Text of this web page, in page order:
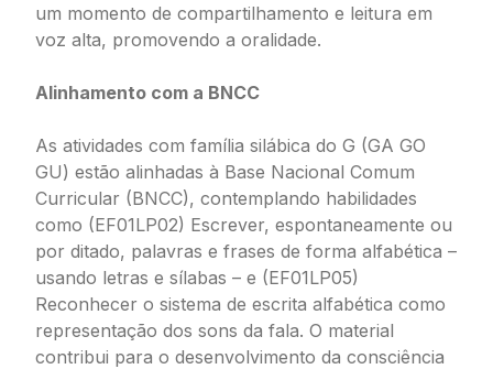
um momento de compartilhamento e leitura em
voz alta, promovendo a oralidade.
Alinhamento com a BNCC
As atividades com família silábica do G (GA GO
GU) estão alinhadas à Base Nacional Comum
Curricular (BNCC), contemplando habilidades
como (EF01LP02) Escrever, espontaneamente ou
por ditado, palavras e frases de forma alfabética –
usando letras e sílabas – e (EF01LP05)
Reconhecer o sistema de escrita alfabética como
representação dos sons da fala. O material
contribui para o desenvolvimento da consciência